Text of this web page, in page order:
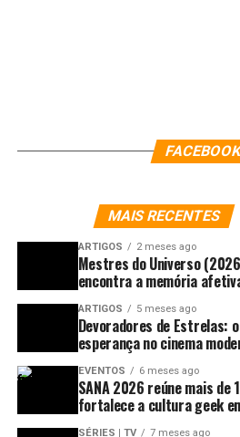
MAIS RECENTES
ARTIGOS 2 meses ago
Mestres do Universo
encontra a memória
ARTIGOS 5 meses ago
Devoradores de Estrelas:
esperança no cinema
EVENTOS 6 meses ago
SANA 2026 reúne mais de
fortalece a cultura geek
SÉRIES | TV 7 meses ago